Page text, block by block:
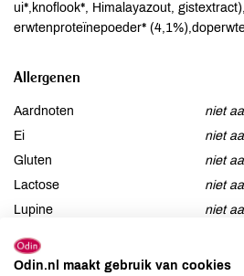
ui*,knoflook*, Himalayazout,
erwtenproteïnepoeder*
Allergenen
Aardnoten
niet
Ei
niet
Gluten
niet
Lactose
niet
Lupine
niet
Mosterd
Noten
niet
Odin.nl maakt gebruik van cookies